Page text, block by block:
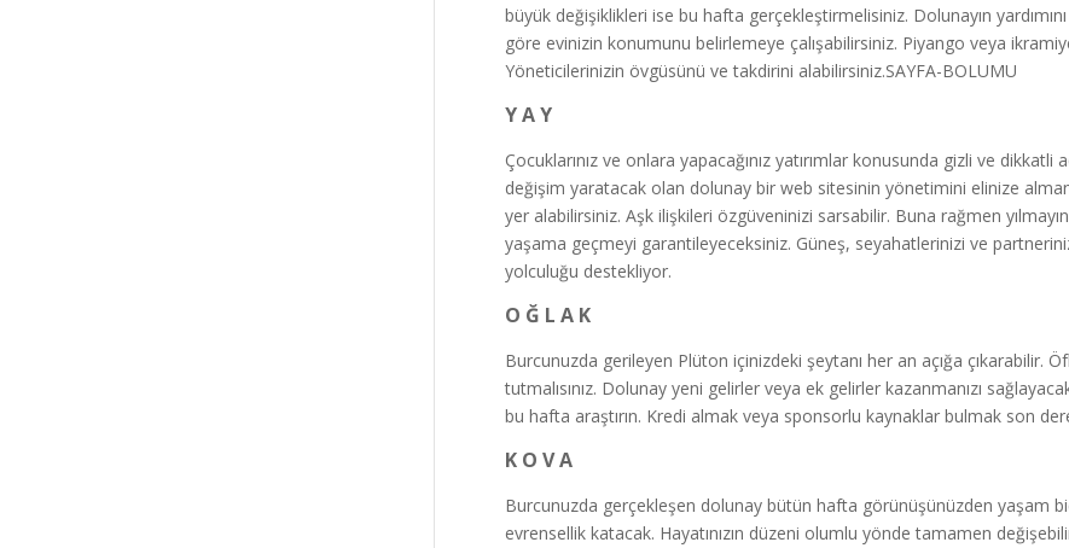
büyük değişiklikleri ise bu hafta gerçekleştirmelisiniz. Dolunayın
göre evinizin konumunu belirlemeye çalışabilirsiniz. Piyango veya
Yöneticilerinizin övgüsünü ve takdirini alabilirsiniz.SAYFA-BOLUMU
Y A Y
Çocuklarınız ve onlara yapacağınız yatırımlar konusunda gizli ve dikkatli
değişim yaratacak olan dolunay bir web sitesinin yönetimini elinize
yer alabilirsiniz. Aşk ilişkileri özgüveninizi sarsabilir. Buna rağmen
yaşama geçmeyi garantileyeceksiniz. Güneş, seyahatlerinizi ve
yolculuğu destekliyor.
O Ğ L A K
Burcunuzda gerileyen Plüton içinizdeki şeytanı her an açığa çıkarabilir.
tutmalısınız. Dolunay yeni gelirler veya ek gelirler kazanmanızı
bu hafta araştırın. Kredi almak veya sponsorlu kaynaklar bulmak son
K O V A
Burcunuzda gerçekleşen dolunay bütün hafta görünüşünüzden yaşam
evrensellik katacak. Hayatınızın düzeni olumlu yönde tamamen